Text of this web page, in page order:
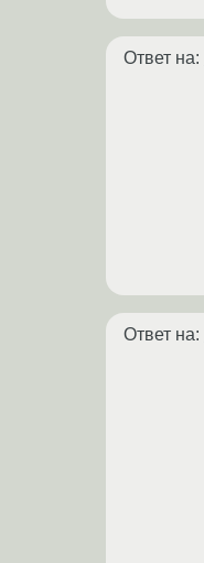
Ответ на:
Ответ на: